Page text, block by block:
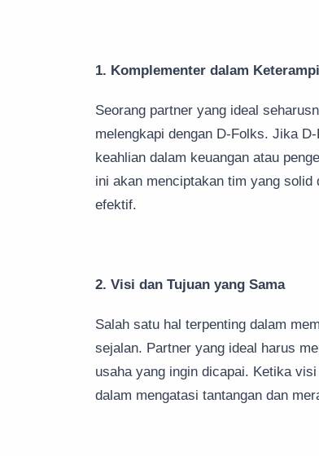
1. Komplementer dalam
Seorang partner yang ideal
melengkapi dengan D-Folks. Jika
keahlian dalam keuangan atau
ini akan menciptakan tim yang solid
efektif.
2. Visi dan Tujuan yang Sama
Salah satu hal terpenting dalam
sejalan. Partner yang ideal harus
usaha yang ingin dicapai. Ketika
dalam mengatasi tantangan dan